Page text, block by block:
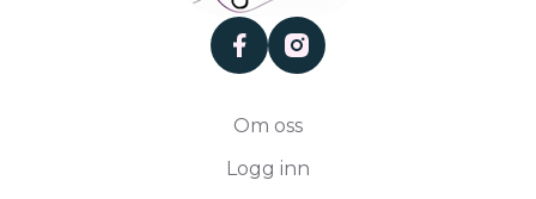
facebookinstagram
Om oss
Logg inn